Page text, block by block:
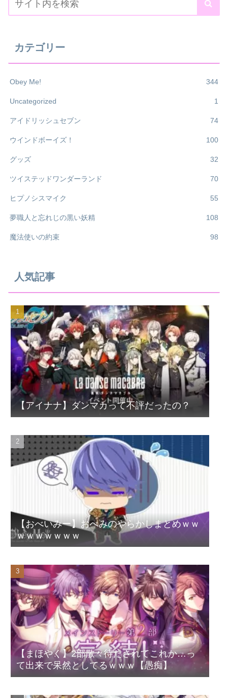
カテゴリー
Obey Me! 344
Uncategorized 1
アイドリッシュセブン 74
ウインドボーイズ！ 100
グッズ 32
ツイステッドワンダーランド 70
ヒプノシスマイク 55
夢職人と忘れじの黒い妖精 108
魔法使いの約束 98
人気記事
【アイナナ】ダンマカって不評だったの？
【おべいみー】おべみのやらかしまとめｗｗ
ｗｗｗｗｗｗｗ
【まほやく】2部散々待たされてこれか…っ
て出来で呆然としてるｗｗｗ【愚痴】